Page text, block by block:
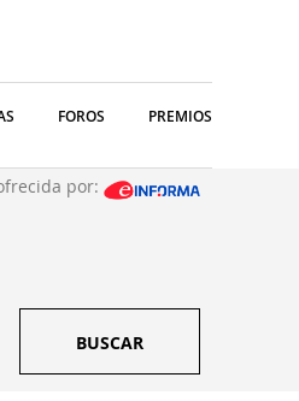
FOROS PREMIOS
por:
BUSCAR